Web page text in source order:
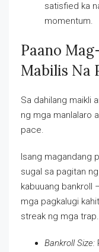
satisfied ka
momentum.
Paano
Mabilis Na
Sa dahilang maikli
ng mga manlalaro
pace.
Isang magandang
sugal sa pagitan
kabuuang bankroll
mga pagkalugi
streak ng mga trap.
Bankroll Size: